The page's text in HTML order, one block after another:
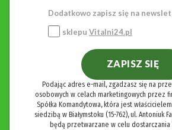
rozpoczęcie zmian. Aby nowa, zdrowa
ustabilizowana i zautomatyzowana,
dni codziennej praktyki aktywizacji
oświadczenia lub czynności
Dodatkowo zapisz się na
sklepu Vitalni24.pl
ZAPISZ SIĘ
Podając adres e-mail, zgadzasz się na
osobowych w celach marketingowych przez
Spółka Komandytowa, która jest
siedzibą w Białymstoku (15-762), ul. Antoniuk
będą przetwarzane w celu dostarczania